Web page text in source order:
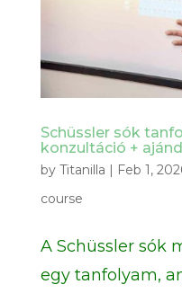
Schüssler sók
konzultáció +
by Titanilla | Feb 1,
course
A Schüssler sók
egy tanfolyam,